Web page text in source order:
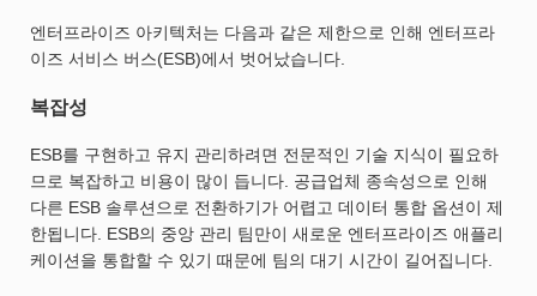
엔터프라이즈 아키텍처는 다음과 같은 제한으로 인해 엔터프라
이즈 서비스 버스(ESB)에서 벗어났습니다.
복잡성
ESB를 구현하고 유지 관리하려면 전문적인 기술 지식이 필요하
므로 복잡하고 비용이 많이 듭니다. 공급업체 종속성으로 인해
다른 ESB 솔루션으로 전환하기가 어렵고 데이터 통합 옵션이 제
한됩니다. ESB의 중앙 관리 팀만이 새로운 엔터프라이즈 애플리
케이션을 통합할 수 있기 때문에 팀의 대기 시간이 길어집니다.